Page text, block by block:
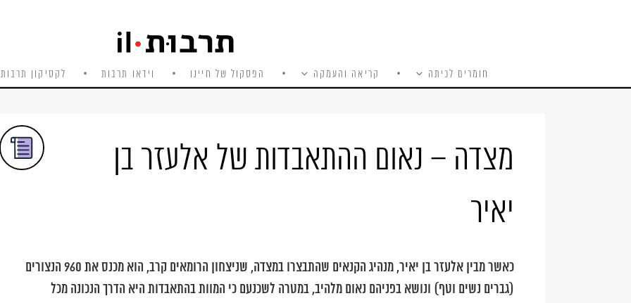
חומרים לכיתה קריאה והעמקה הפסקול של חיינו וידאו תרבות לקסיקון
מצדה – נאום ההתאבדות של אלעזר בן
יאיר
כאשר מבין אלעזר בן יאיר, מנהיג הקנאים שהתבצרו במצדה, שניצחון הרומאים קרב, הוא מכנס את 960 הנצורים
(גברים נשים וטף) ונושא בפניהם נאום מלהיב, במטרה לשכנעם כי המוות בהתאבדות היא הדרך הנכונה מכל